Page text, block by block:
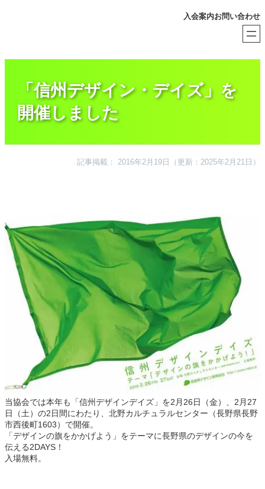
入会案内お問い合わせ
「信州デザイン・デイズ」を
開催しました
記事掲載： 2016年2月19日 （更新：2025年2月21日）
当協会では本年も「信州デザインデイズ」を2月26日（金）、2月27
日（土）の2日間にわたり、北野カルチュラルセンター（長野県長野
市西後町1603）で開催。
「デザインの旗をかかげよう」をテーマに長野県のデザインの今を
伝える2DAYS！
入場無料。